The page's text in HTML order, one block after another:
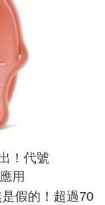
！代號
用
假的！超過70